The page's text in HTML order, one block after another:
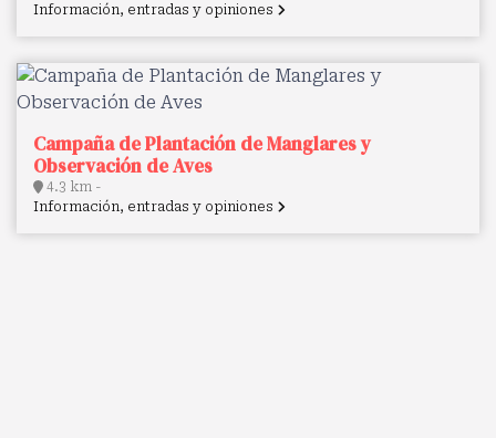
Información, entradas y opiniones
Campaña de Plantación de Manglares y
Observación de Aves
4.3 km -
Información, entradas y opiniones